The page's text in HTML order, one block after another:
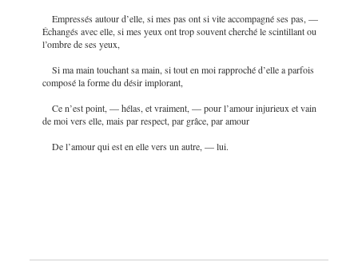
Empressés autour d’elle, si mes pas ont si vite accompagné ses pas, —
Échangés avec elle, si mes yeux ont trop souvent cherché le scintillant ou
l’ombre de ses yeux,
Si ma main touchant sa main, si tout en moi rapproché d’elle a parfois
composé la forme du désir implorant,
Ce n’est point, — hélas, et vraiment, — pour l’amour injurieux et vain
de moi vers elle, mais par respect, par grâce, par amour
De l’amour qui est en elle vers un autre, — lui.